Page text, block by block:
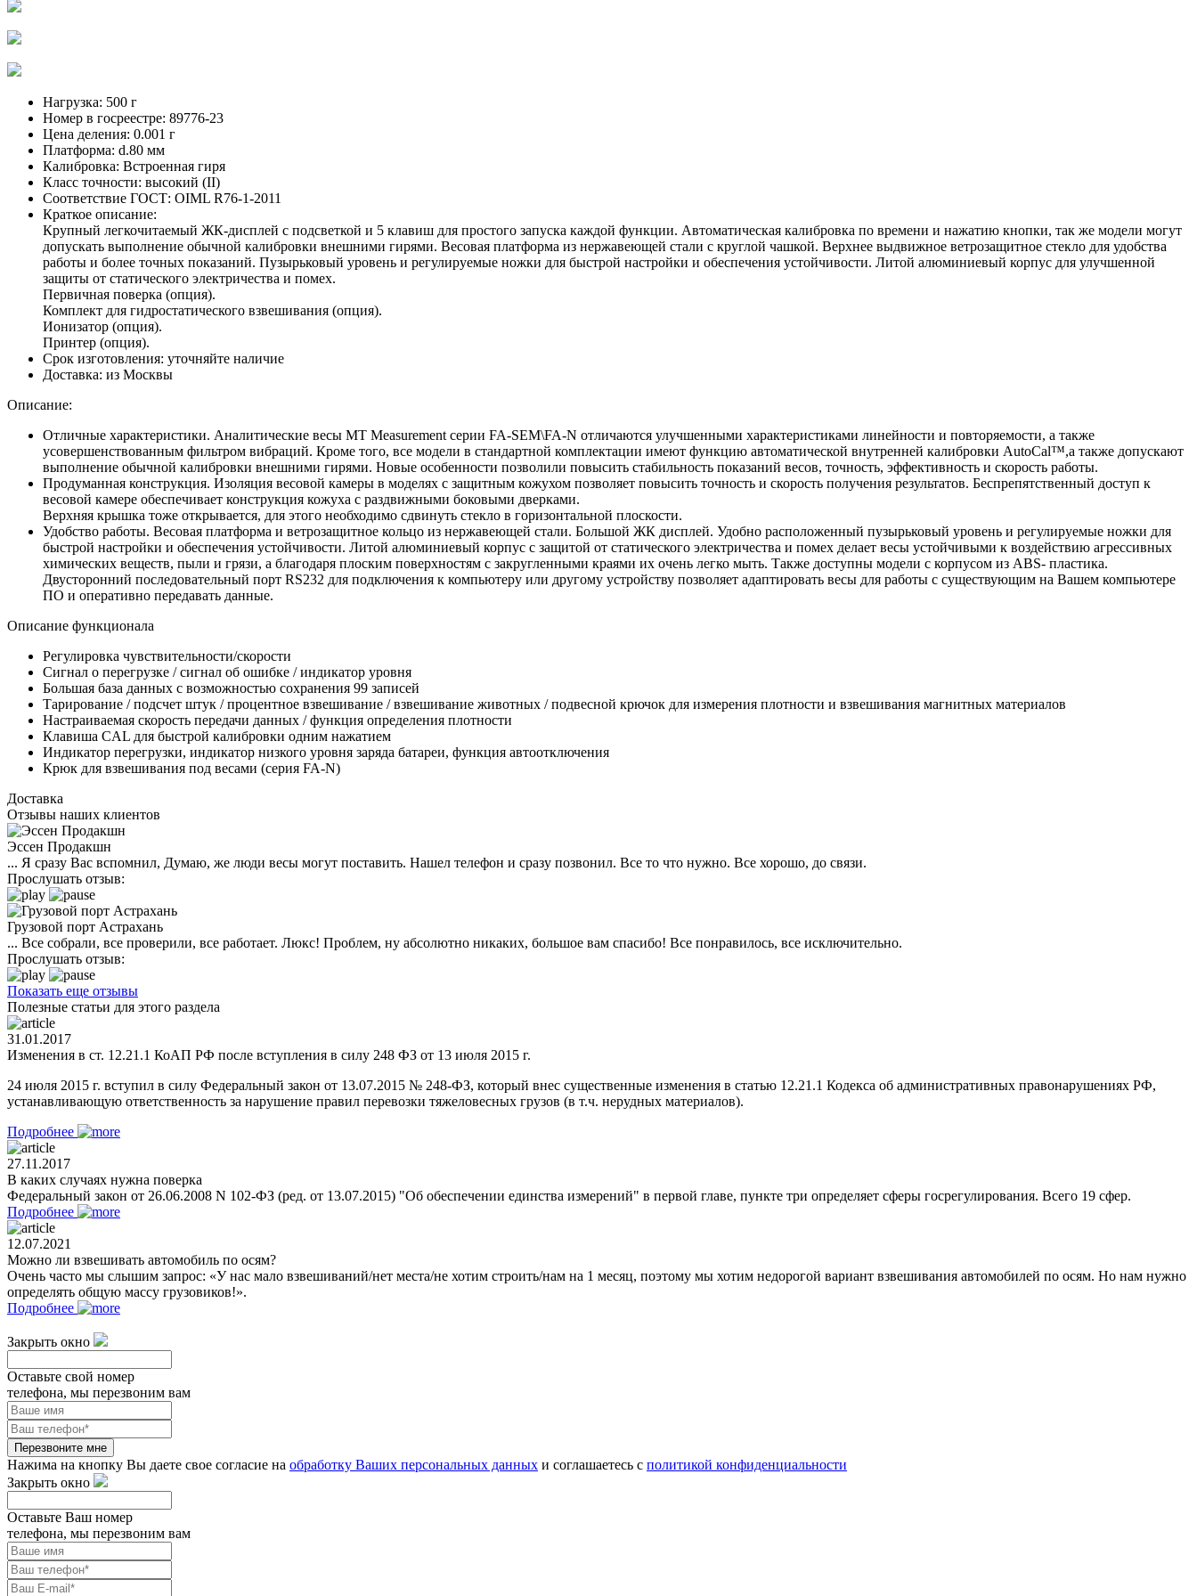
Нагрузка: 500 г
Номер в госреестре: 89776-23
Цена деления: 0.001 г
Платформа: d.80 мм
Калибровка: Встроенная гиря
Класс точности: высокий (II)
Соответствие ГОСТ: OIML R76-1-2011
Краткое описание:
Крупный легкочитаемый ЖК-дисплей с подсветкой и 5 клавиш для простого запуска каждой функции. Автоматическая калибровка по времени и нажатию кнопки, так же модели могут
допускать выполнение обычной калибровки внешними гирями. Весовая платформа из нержавеющей стали с круглой чашкой. Верхнее выдвижное ветрозащитное стекло для удобства
работы и более точных показаний. Пузырьковый уровень и регулируемые ножки для быстрой настройки и обеспечения устойчивости. Литой алюминиевый корпус для улучшенной
защиты от статического электричества и помех.
Первичная поверка (опция).
Комплект для гидростатического взвешивания (опция).
Ионизатор (опция).
Принтер (опция).
Срок изготовления: уточняйте наличие
Доставка: из Москвы
Описание:
Отличные характеристики. Аналитические весы MT Measurement серии FA-SEM\FA-N отличаются улучшенными характеристиками линейности и повторяемости, а также
усовершенствованным фильтром вибраций. Кроме того, все модели в стандартной комплектации имеют функцию автоматической внутренней калибровки AutoCal™,а также допускают
выполнение обычной калибровки внешними гирями. Новые особенности позволили повысить стабильность показаний весов, точность, эффективность и скорость работы.
Продуманная конструкция. Изоляция весовой камеры в моделях с защитным кожухом позволяет повысить точность и скорость получения результатов. Беспрепятственный доступ к
весовой камере обеспечивает конструкция кожуха с раздвижными боковыми дверками.
Верхняя крышка тоже открывается, для этого необходимо сдвинуть стекло в горизонтальной плоскости.
Удобство работы. Весовая платформа и ветрозащитное кольцо из нержавеющей стали. Большой ЖК дисплей. Удобно расположенный пузырьковый уровень и регулируемые ножки для
быстрой настройки и обеспечения устойчивости. Литой алюминиевый корпус с защитой от статического электричества и помех делает весы устойчивыми к воздействию агрессивных
химических веществ, пыли и грязи, а благодаря плоским поверхностям с закругленными краями их очень легко мыть. Также доступны модели с корпусом из АBS- пластика.
Двусторонний последовательный порт RS232 для подключения к компьютеру или другому устройству позволяет адаптировать весы для работы с существующим на Вашем компьютере
ПО и оперативно передавать данные.
Описание функционала
Регулировка чувствительности/скорости
Сигнал о перегрузке / сигнал об ошибке / индикатор уровня
Большая база данных с возможностью сохранения 99 записей
Тарирование / подсчет штук / процентное взвешивание / взвешивание животных / подвесной крючок для измерения плотности и взвешивания магнитных материалов
Настраиваемая скорость передачи данных / функция определения плотности
Клавиша CAL для быстрой калибровки одним нажатием
Индикатор перегрузки, индикатор низкого уровня заряда батареи, функция автоотключения
Крюк для взвешивания под весами (серия FA-N)
Доставка
Отзывы наших клиентов
Эссен Продакшн
... Я сразу Вас вспомнил, Думаю, же люди весы могут поставить. Нашел телефон и сразу позвонил. Все то что нужно. Все хорошо, до связи.
Прослушать отзыв:
Грузовой порт Астрахань
... Все собрали, все проверили, все работает. Люкс! Проблем, ну абсолютно никаких, большое вам спасибо! Все понравилось, все исключительно.
Прослушать отзыв:
Показать еще отзывы
Полезные статьи для этого раздела
31.01.2017
Изменения в ст. 12.21.1 КоАП РФ после вступления в силу 248 ФЗ от 13 июля 2015 г.
24 июля 2015 г. вступил в силу Федеральный закон от 13.07.2015 № 248-ФЗ, который внес существенные изменения в статью 12.21.1 Кодекса об административных правонарушениях РФ,
устанавливающую ответственность за нарушение правил перевозки тяжеловесных грузов (в т.ч. нерудных материалов).
Подробнее
27.11.2017
В каких случаях нужна поверка
Федеральный закон от 26.06.2008 N 102-ФЗ (ред. от 13.07.2015) "Об обеспечении единства измерений" в первой главе, пункте три определяет сферы госрегулирования. Всего 19 сфер.
Подробнее
12.07.2021
Можно ли взвешивать автомобиль по осям?
Очень часто мы слышим запрос: «У нас мало взвешиваний/нет места/не хотим строить/нам на 1 месяц, поэтому мы хотим недорогой вариант взвешивания автомобилей по осям. Но нам нужно
определять общую массу грузовиков!».
Подробнее
Закрыть окно
Оставьте свой номер
телефона, мы перезвоним вам
Перезвоните мне
Нажима на кнопку Вы даете свое согласие на обработку Ваших персональных данных и соглашаетесь с политикой конфиденциальности
Закрыть окно
Оставьте Ваш номер
телефона, мы перезвоним вам